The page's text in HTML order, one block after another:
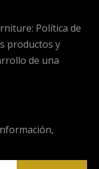
Política de
productos y
de una